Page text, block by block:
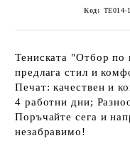
Код: ТЕ014-
Тениската "Отбор по
предлага стил и
Печат: качествен и
4 работни дни;
Поръчайте сега и
незабравимо!